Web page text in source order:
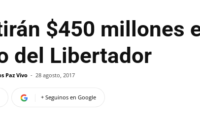
$450 millones
del Libertador
Paz Vivo - 28 agosto, 2017
+ Seguinos en Google